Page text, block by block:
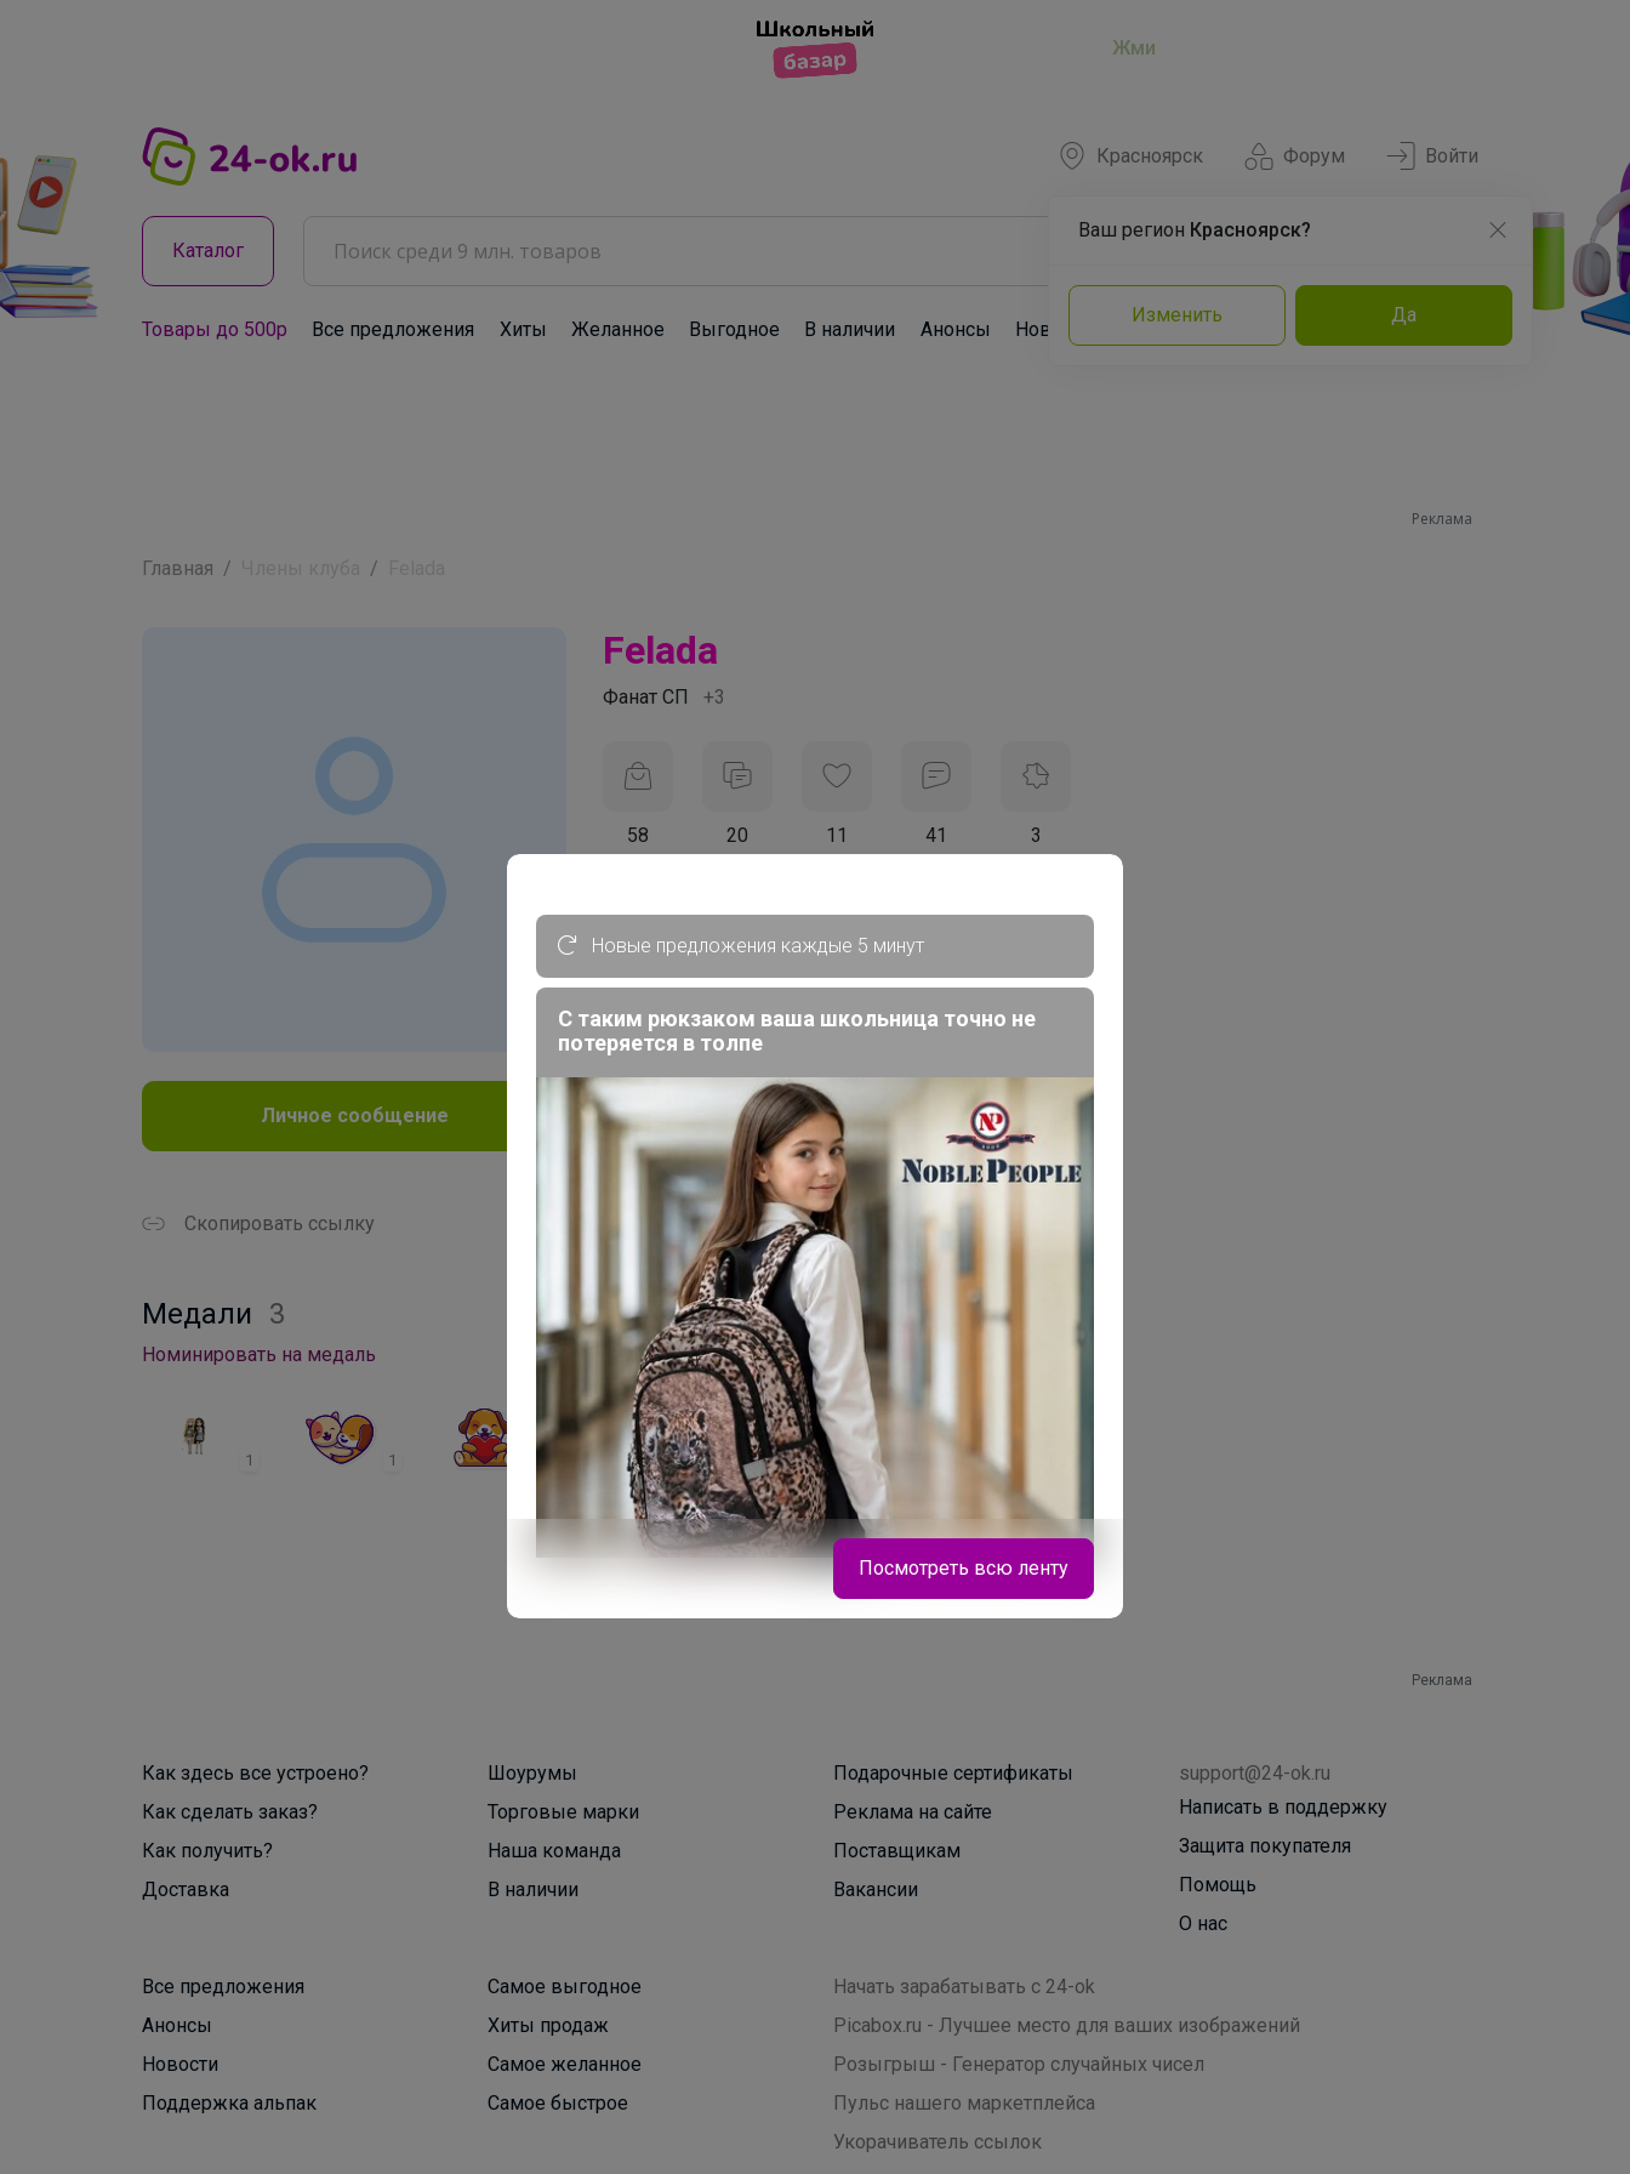
Жми
Форум
Красноярск
Ваш регион Красноярск?
Изменить Да
Войти
Каталог
Товары до 500р Все предложения Хиты Желанное Выгодное В наличии Анонсы Новости Команда Эксперты
Реклама
Главная
Личное сообщение
Скопировать ссылку
Медали 3
Номинировать на медаль
1 1
Felada
Фанат СП +3
58 20 11 41 3
Красноярск
В клубе с 28 октября 2014 г.
Подпись
Реклама
Как здесь все устроено?
Как сделать заказ?
Как получить?
Доставка
Шоурумы
Торговые марки
Наша команда
В наличии
Подарочные сертификаты
Реклама на сайте
Поставщикам
Вакансии
support@24-ok.ru
Написать в поддержку
Защита покупателя
Помощь
О нас
Все предложения
Анонсы
Новости
Поддержка альпак
Самое выгодное
Хиты продаж
Самое желанное
Самое быстрое
Начать зарабатывать с 24-ok
Picabox.ru - Лучшее место для ваших изображений
Розыгрыш - Генератор случайных чисел
Пульс нашего маркетплейса
Укорачиватель ссылок
Новые предложения каждые 5 минут
С таким рюкзаком ваша школьница точно не
потеряется в толпе
Эксклюзивные бантики Точно понравятся Вашей
школьнице!
Посмотреть всю ленту